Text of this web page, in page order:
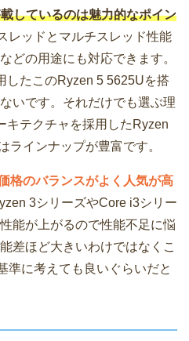
しているのは魅力的なポイン
レッドとマルチスレッド性能
どの用途にも対応できます。
したこのRyzen 5 5625Uを搭
いです。それだけでも選ぶ理
キテクチャを採用したRyzen
ラインナップが豊富です。
格のバランスがよく人気が高
3シリーズやCore i3シリー
能が上がるので性能不足に悩
差ほど大きいわけではなくこ
準に考えても良いぐらいだと